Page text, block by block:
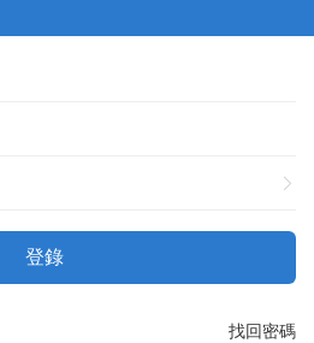
登錄
找回密碼